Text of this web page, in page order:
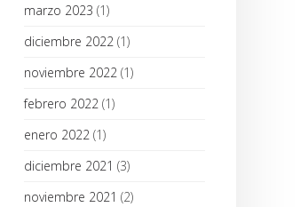
marzo 2023 (1)
diciembre 2022 (1)
noviembre 2022 (1)
febrero 2022 (1)
enero 2022 (1)
diciembre 2021 (3)
noviembre 2021 (2)